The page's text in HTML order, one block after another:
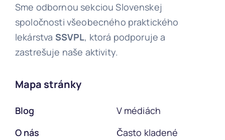
Sme odbornou sekciou Slovenskej
spoločnosti všeobecného praktického
lekárstva SSVPL, ktorá podporuje a
zastrešuje naše aktivity.
Mapa stránky
Blog
O nás
V médiách
Často kladené